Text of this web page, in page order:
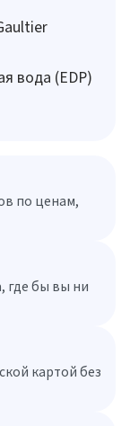
вода (EDP)
по ценам,
где бы вы ни
картой без